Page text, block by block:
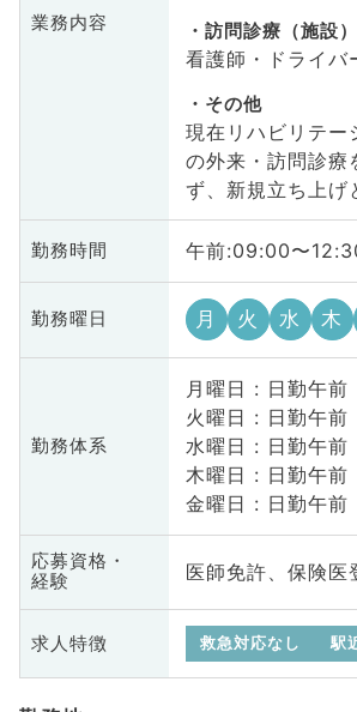
業務内容 訪問診療（施設）
看護師・ドライバ
その他
現在リハビリテー
の外来・訪問診療
ず、新規立ち上げ
勤務時間 午前:09:00〜
勤務曜日 月 火 水 木
勤務体系
月曜日 : 日勤午前
火曜日 : 日勤午前
水曜日 : 日勤午前
木曜日 : 日勤午前
金曜日 : 日勤午前
応募資格・
経験
医師免許、保険医
求人特徴 救急対応なし 駅